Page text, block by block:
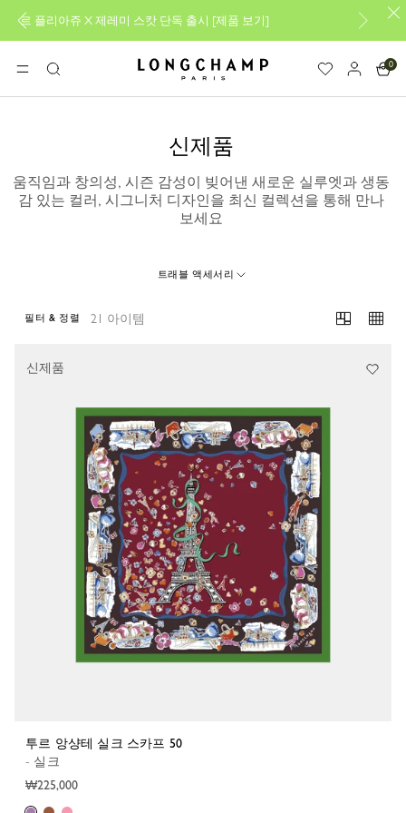
레미 스캇 단독 출시[제품 보기] 새로운 26FW 컬렉션을 만
메뉴
검
색
롱샴 - 홈
0
신제품
움직임과 창의성, 시즌 감성이 빚어낸 새로운 실루엣과 생동
감 있는 컬러, 시그니처 디자인을 최신 컬렉션을 통해 만나
보세요
트래블 액세서리
21 아이템
필터 & 정렬
투르 앙샹테 실크 스카프 50
- 실크
₩225,000
신제품